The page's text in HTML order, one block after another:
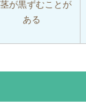
が黒ずむことが
ある